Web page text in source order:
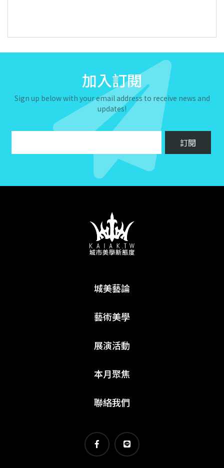
加入訂閱
Sign up below with your email address to receive news and
updates!
城美藝論
藝術美學
展演活動
本月聚焦
聯絡我們